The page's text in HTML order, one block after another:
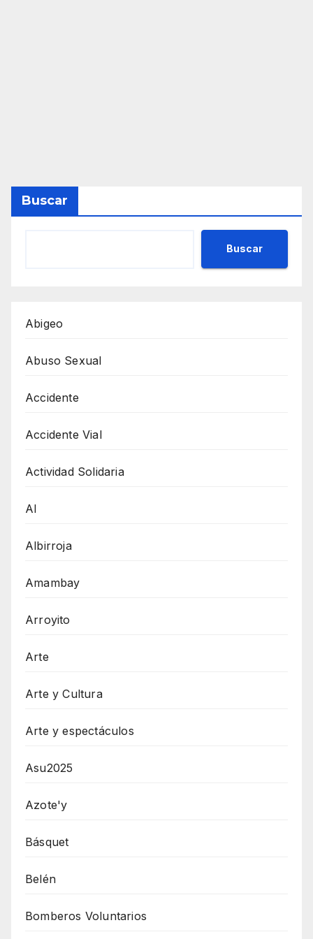
Buscar
Buscar
Abigeo
Abuso Sexual
Accidente
Accidente Vial
Actividad Solidaria
AI
Albirroja
Amambay
Arroyito
Arte
Arte y Cultura
Arte y espectáculos
Asu2025
Azote'y
Básquet
Belén
Bomberos Voluntarios